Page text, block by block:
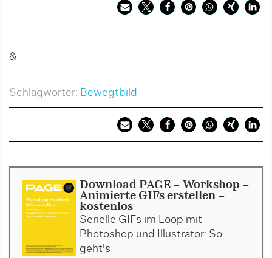
&
Schlagwörter: Bewegtbild
Download PAGE - Workshop -
Animierte GIFs erstellen -
kostenlos
Serielle GIFs im Loop mit
Photoshop und Illustrator: So
geht's